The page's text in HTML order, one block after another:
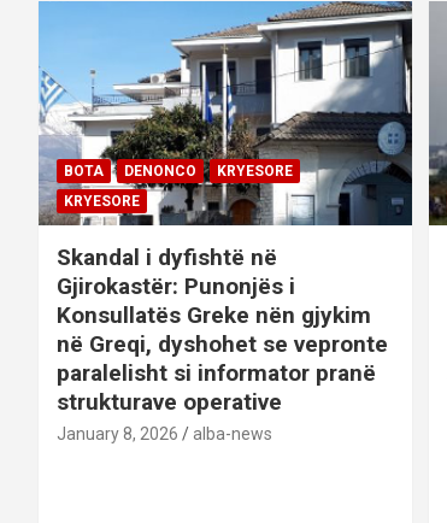
t
i
o
n
BOTA DENONCO
KRYESORE
KRYESORE
Skandal i dyfishtë në
Gjirokastër: Punonjës i
Konsullatës Greke nën gjykim
në Greqi, dyshohet se vepronte
paralelisht si informator pranë
strukturave operative
January 8, 2026 alba-news